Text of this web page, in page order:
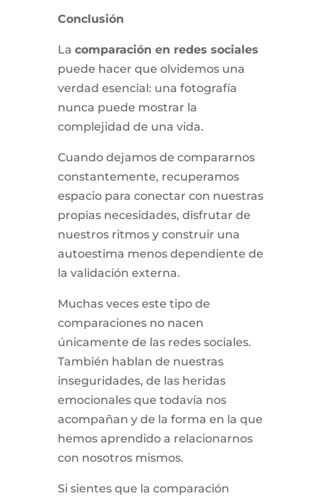
Conclusión
Lacomparación en redes sociales
puede hacer que olvidemos una
verdad esencial: una fotografía
nunca puede mostrar la
complejidad de una vida.
Cuando dejamos de compararnos
constantemente, recuperamos
espacio para conectar con nuestras
propias necesidades, disfrutar de
nuestros ritmos y construir una
autoestima menos dependiente de
la validación externa.
Muchas veces este tipo de
comparaciones no nacen
únicamente de las redes sociales.
También hablan de nuestras
inseguridades, de las heridas
emocionales que todavía nos
acompañan y de la forma en la que
hemos aprendido a relacionarnos
con nosotros mismos.
Si sientes que la comparación